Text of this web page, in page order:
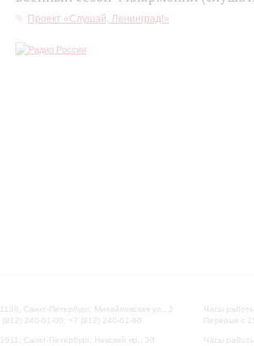
Проект «Слушай, Ленинград!»
Санкт-Петербург, Михайловская ул., 2
(812) 240-01-00, +7 (812) 240-01-80
Санкт-Петербург, Невский пр., 30
Часы
Перерыв с
Часы